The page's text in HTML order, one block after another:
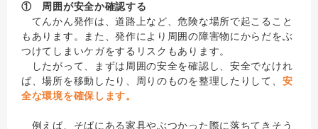
① 周囲が安全か確認する
てんかん発作は、道路上など、危険な場所で起こること
もあります。また、発作により周囲の障害物にからだをぶ
つけてしまいケガをするリスクもあります。
したがって、まずは周囲の安全を確認し、安全でなけれ
ば、場所を移動したり、周りのものを整理したりして、 安
全な環境を確保します。
例えば、そばにある家具やぶつかった際に落ちてきそう